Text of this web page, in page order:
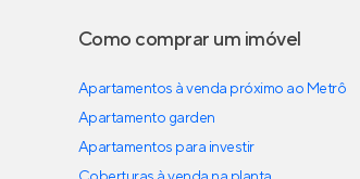
Como comprar um imóvel
Apartamentos à venda próximo ao Metrô
Apartamento garden
Apartamentos para investir